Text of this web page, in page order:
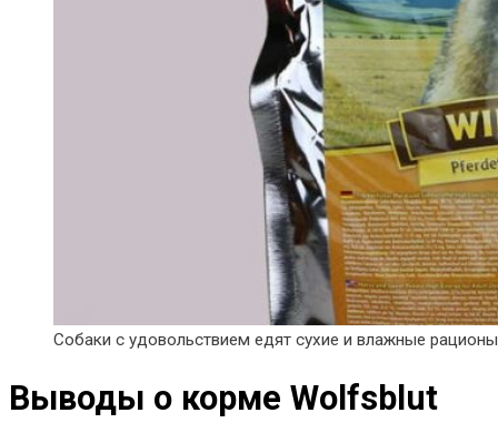
Собаки с удовольствием едят сухие и влажные
Выводы о корме Wolfsblut